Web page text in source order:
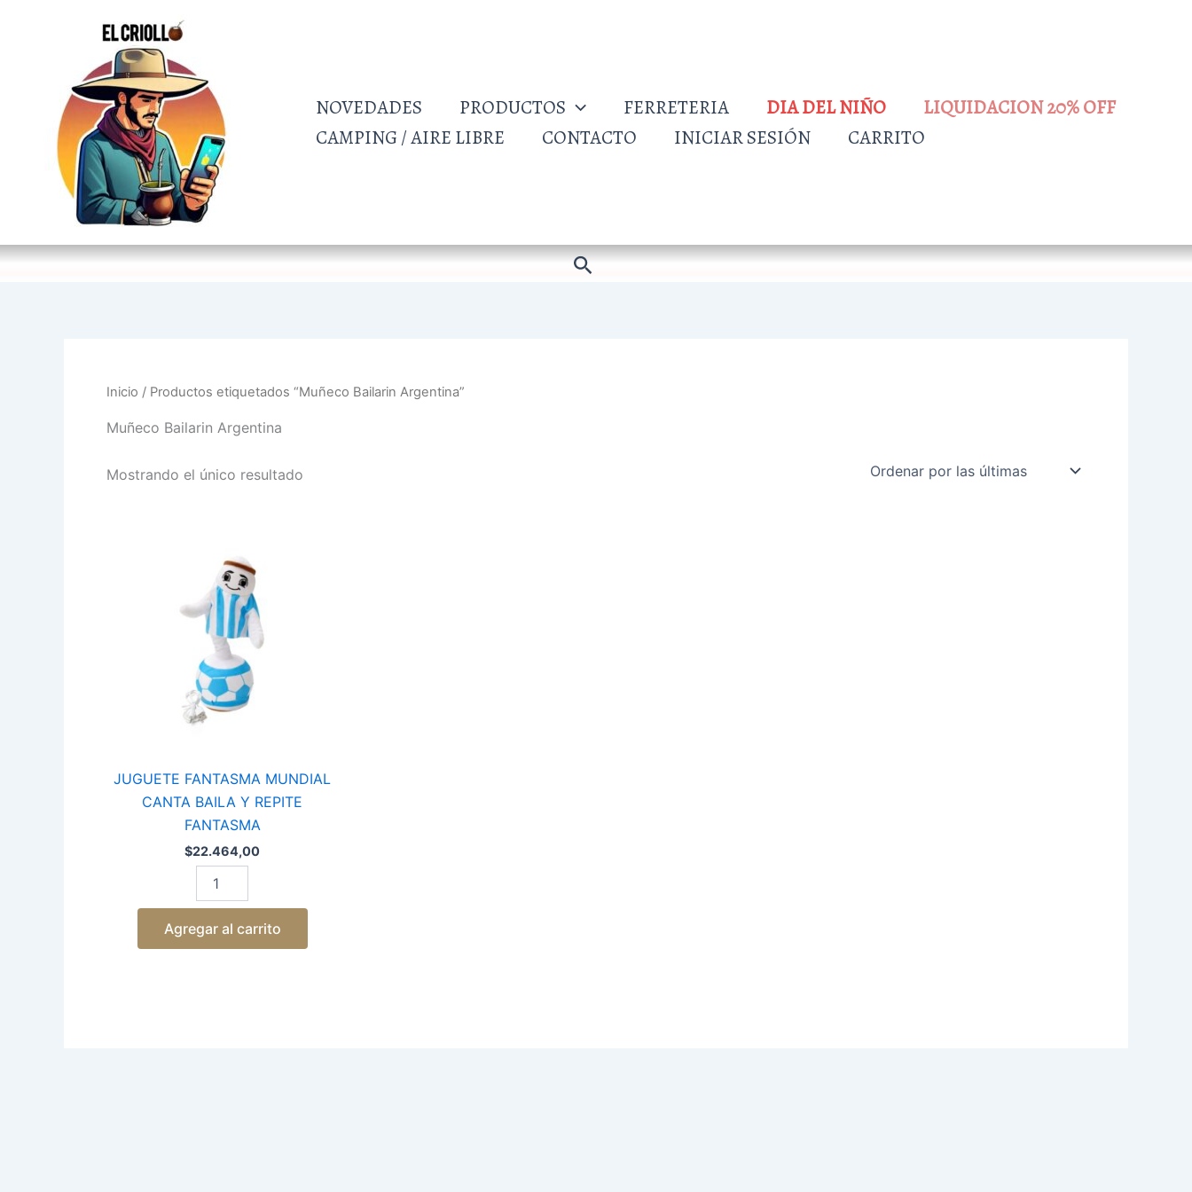
NOVEDADES PRODUCTOS FERRETERIA DIA DEL NIÑO
LIQUIDACION 20% OFF
CAMPING / AIRE LIBRE
CONTACTO INICIAR SESIÓN CARRITO
Buscar
Inicio / Productos etiquetados “Muñeco Bailarin Argentina”
Muñeco Bailarin Argentina
Mostrando el único resultado
JUGUETE FANTASMA MUNDIAL
CANTA BAILA Y REPITE
FANTASMA
$22.464,00
MUNDIAL
CANTA
BAILA
Y
REPITE
FANTASMA
cantidad
Agregar al carrito